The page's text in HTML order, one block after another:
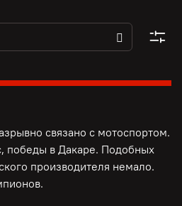
связано с мотоспортом.
победы в Дакаре. Подобных
производителя немало.